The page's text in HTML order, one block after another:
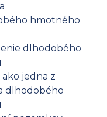
hmotného
dlhodobého
jedna z
dlhodobého